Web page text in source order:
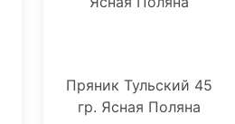
Пряник Тульский 45
гр. Ясная Поляна